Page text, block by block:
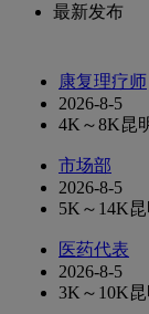
最新发布
康复理疗师
2026-8-5
4K～8K昆
市场部
2026-8-5
5K～14K
医药代表
2026-8-5
3K～10K